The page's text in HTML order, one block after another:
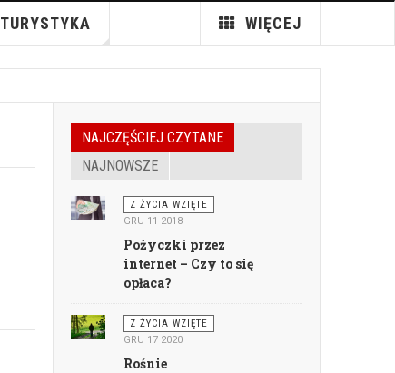
TURYSTYKA WIĘCEJ
NAJCZĘŚCIEJ CZYTANE
NAJNOWSZE
Z ŻYCIA WZIĘTE
GRU 11 2018
Pożyczki przez
internet – Czy to się
opłaca?
Z ŻYCIA WZIĘTE
GRU 17 2020
Rośnie